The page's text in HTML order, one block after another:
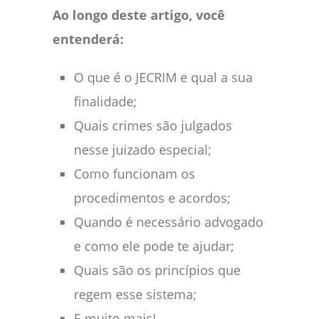
Ao longo deste artigo, você
entenderá:
O que é o JECRIM e qual a sua
finalidade;
Quais crimes são julgados
nesse juizado especial;
Como funcionam os
procedimentos e acordos;
Quando é necessário advogado
e como ele pode te ajudar;
Quais são os princípios que
regem esse sistema;